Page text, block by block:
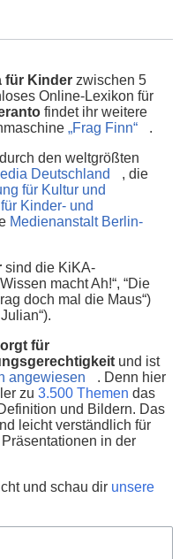
für Kinder zwischen 5
Online-Lexikon für
findet ihr weitere
„Frag Finn“
.
durch den weltgrößten
Deutschland
, die
für Kultur und
Kinder- und
Medienanstalt Berlin-
sind die KiKA-
macht Ah!“, “Die
doch mal die Maus“)
für
und ist
angewiesen
. Denn hier
zu 3.500 Themen das
und Bildern. Das
leicht verständlich für
in der
und schau dir unsere